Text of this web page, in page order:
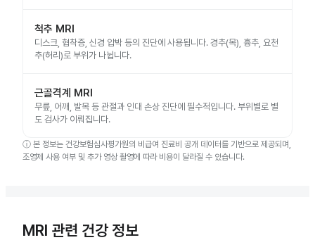
척추 MRI
디스크, 협착증, 신경 압박 등의 진단에 사용됩니다. 경추(목), 흉추, 요천
추(허리)로 부위가 나뉩니다.
근골격계 MRI
무릎, 어깨, 발목 등 관절과 인대 손상 진단에 필수적입니다. 부위별로 별
도 검사가 이뤄집니다.
ⓘ 본 정보는 건강보험심사평가원의 비급여 진료비 공개 데이터를 기반으로 제공되며,
조영제 사용 여부 및 추가 영상 촬영에 따라 비용이 달라질 수 있습니다.
MRI 관련 건강 정보